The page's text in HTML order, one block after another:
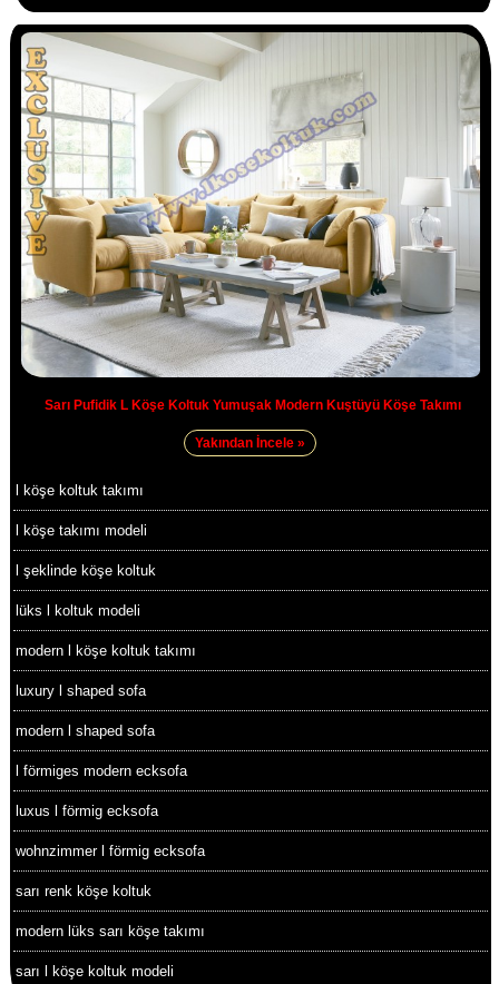
Sarı Pufidik L Köşe Koltuk Yumuşak Modern Kuştüyü Köşe Takımı
Yakından İncele »
l köşe koltuk takımı
l köşe takımı modeli
l şeklinde köşe koltuk
lüks l koltuk modeli
modern l köşe koltuk takımı
luxury l shaped sofa
modern l shaped sofa
l förmiges modern ecksofa
luxus l förmig ecksofa
wohnzimmer l förmig ecksofa
sarı renk köşe koltuk
modern lüks sarı köşe takımı
sarı l köşe koltuk modeli